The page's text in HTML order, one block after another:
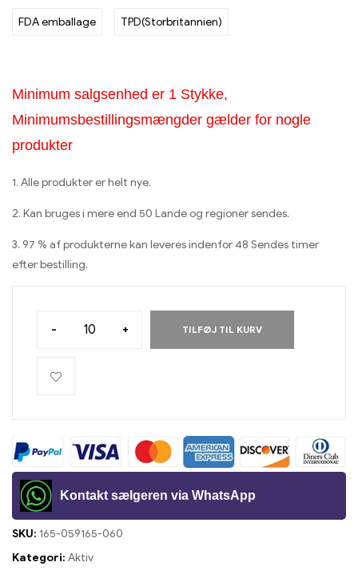
FDA emballage TPD(Storbritannien)
Minimum salgsenhed er 1 Stykke,
Minimumsbestillingsmængder gælder for nogle
produkter
1. Alle produkter er helt nye.
2. Kan bruges i mere end 50 Lande og regioner sendes.
3. 97 % af produkterne kan leveres indenfor 48 Sendes timer
efter bestilling.
- + TILFØJ TIL KURV
Kontakt sælgeren via WhatsApp
SKU: 165-059165-060
Kategori: Aktiv